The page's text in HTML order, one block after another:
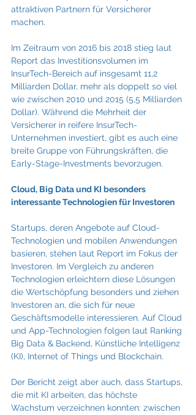
attraktiven Partnern für Versicherer
machen.
Im Zeitraum von 2016 bis 2018 stieg laut
Report das Investitionsvolumen im
InsurTech-Bereich auf insgesamt 11,2
Milliarden Dollar, mehr als doppelt so viel
wie zwischen 2010 und 2015 (5,5 Milliarden
Dollar). Während die Mehrheit der
Versicherer in reifere InsurTech-
Unternehmen investiert, gibt es auch eine
breite Gruppe von Führungskräften, die
Early-Stage-Investments bevorzugen.
Cloud, Big Data und KI besonders
interessante Technologien für Investoren
Startups, deren Angebote auf Cloud-
Technologien und mobilen Anwendungen
basieren, stehen laut Report im Fokus der
Investoren. Im Vergleich zu anderen
Technologien erleichtern diese Lösungen
die Wertschöpfung besonders und ziehen
Investoren an, die sich für neue
Geschäftsmodelle interessieren. Auf Cloud
und App-Technologien folgen laut Ranking
Big Data & Backend, Künstliche Intelligenz
(KI), Internet of Things und Blockchain.
Der Bericht zeigt aber auch, dass Startups,
die mit KI arbeiten, das höchste
Wachstum verzeichnen konnten: zwischen